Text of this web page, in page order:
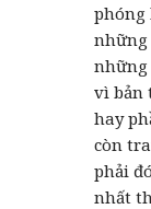
phóng
những
những
vì bản
hay
còn
phải
nhất